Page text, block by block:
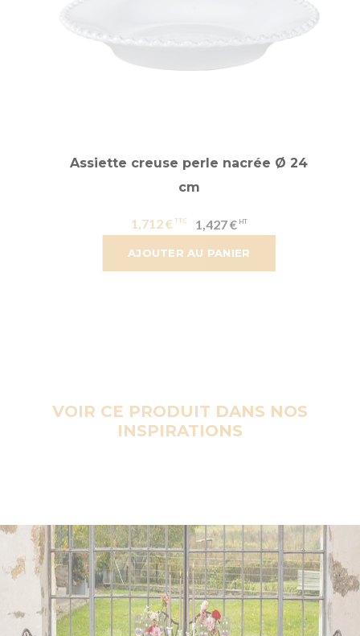
AJOUTER AU PANIER
Assiette creuse perle nacrée Ø 24
cm
1,712 € 1,427 €
VOIR CE PRODUIT DANS NOS
INSPIRATIONS